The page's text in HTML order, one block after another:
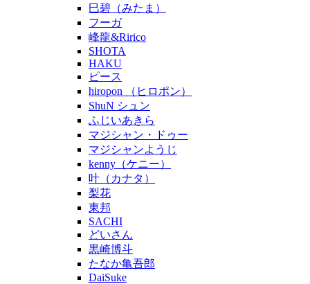
巳碧（みたま）
フーガ
峰龍&Ririco
SHOTA
HAKU
ピース
hiropon （ヒロポン）
ShuN シュン
ふじいあきら
マジシャン・ドゥー
マジシャンようじ
kenny（ケニー）
叶（カナタ）
梨花
東邦
SACHI
どいさん
黒崎博斗
たなか亀吾郎
DaiSuke